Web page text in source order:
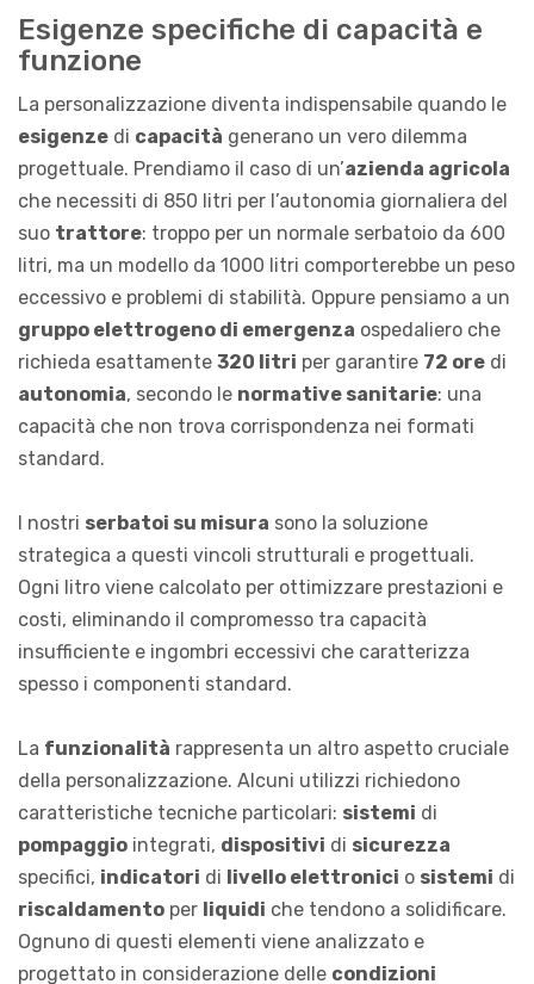
Esigenze specifiche di capacità e
funzione
La personalizzazione diventa indispensabile quando le
esigenze di capacità generano un vero dilemma
progettuale. Prendiamo il caso di un’azienda agricola
che necessiti di 850 litri per l’autonomia giornaliera del
suo trattore: troppo per un normale serbatoio da 600
litri, ma un modello da 1000 litri comporterebbe un peso
eccessivo e problemi di stabilità. Oppure pensiamo a un
gruppo elettrogeno di emergenza ospedaliero che
richieda esattamente 320 litri per garantire 72 ore di
autonomia, secondo le normative sanitarie: una
capacità che non trova corrispondenza nei formati
standard.
I nostri serbatoi su misura sono la soluzione
strategica a questi vincoli strutturali e progettuali.
Ogni litro viene calcolato per ottimizzare prestazioni e
costi, eliminando il compromesso tra capacità
insufficiente e ingombri eccessivi che caratterizza
spesso i componenti standard.
La funzionalità rappresenta un altro aspetto cruciale
della personalizzazione. Alcuni utilizzi richiedono
caratteristiche tecniche particolari: sistemi di
pompaggio integrati, dispositivi di sicurezza
specifici, indicatori di livello elettronici o sistemi di
riscaldamento per liquidi che tendono a solidificare.
Ognuno di questi elementi viene analizzato e
progettato in considerazione delle condizioni